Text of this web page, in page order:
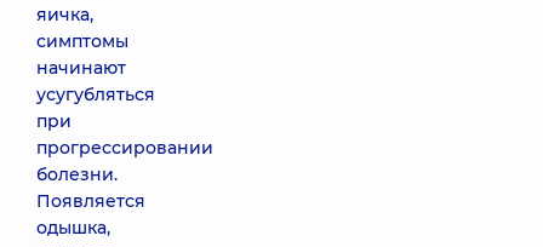
яичка,
симптомы
начинают
усугубляться
при
прогрессировании
болезни.
Появляется
одышка,